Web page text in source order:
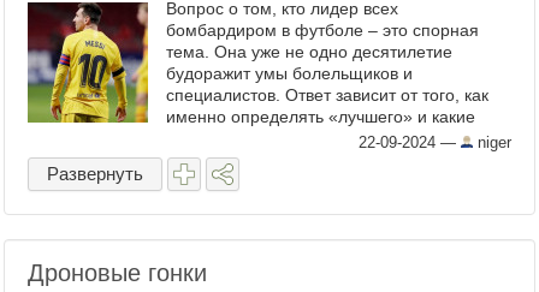
Вопрос о том, кто лидер всех
бомбардиром в футболе – это спорная
тема. Она уже не одно десятилетие
будоражит умы болельщиков и
специалистов. Ответ зависит от того, как
именно определять «лучшего» и какие
критерии считать важными. Ставки на
спорт позволяют выделить любого
футболиста ...
22-09-2024 — niger
Развернуть
Дроновые гонки